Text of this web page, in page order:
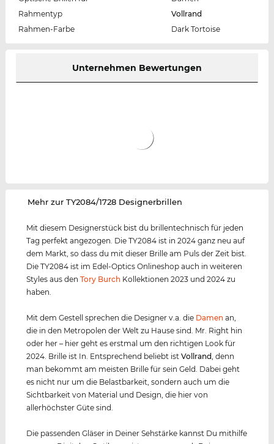
Rahmentyp
Vollrand
Rahmen-Farbe
Dark Tortoise
Unternehmen Bewertungen
‌Mehr zur TY2084/1728 Designerbrillen
Mit diesem Designerstück bist du brillentechnisch für jeden
Tag perfekt angezogen. Die TY2084 ist in 2024 ganz neu auf
dem Markt, so dass du mit dieser Brille am Puls der Zeit bist.
Die TY2084 ist im Edel-Optics Onlineshop auch in weiteren
Styles aus denTory Burch Kollektionen 2023 und 2024 zu
haben.
Mit dem Gestell sprechen die Designer v.a. die Damen an,
die in den Metropolen der Welt zu Hause sind. Mr. Right hin
oder her – hier geht es erstmal um den richtigen Look für
2024. Brille ist In. Entsprechend beliebt istVollrand, denn
man bekommt am meisten Brille für sein Geld. Dabei geht
es nicht nur um die Belastbarkeit, sondern auch um die
Sichtbarkeit von Material und Design, die hier von
allerhöchster Güte sind.
Die passenden Gläser in Deiner Sehstärke kannst Du mithilfe